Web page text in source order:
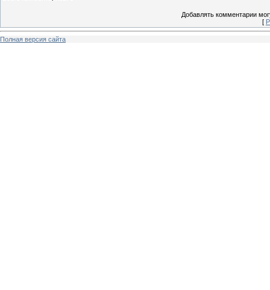
Добавлять комментарии
[
Полная версия сайта